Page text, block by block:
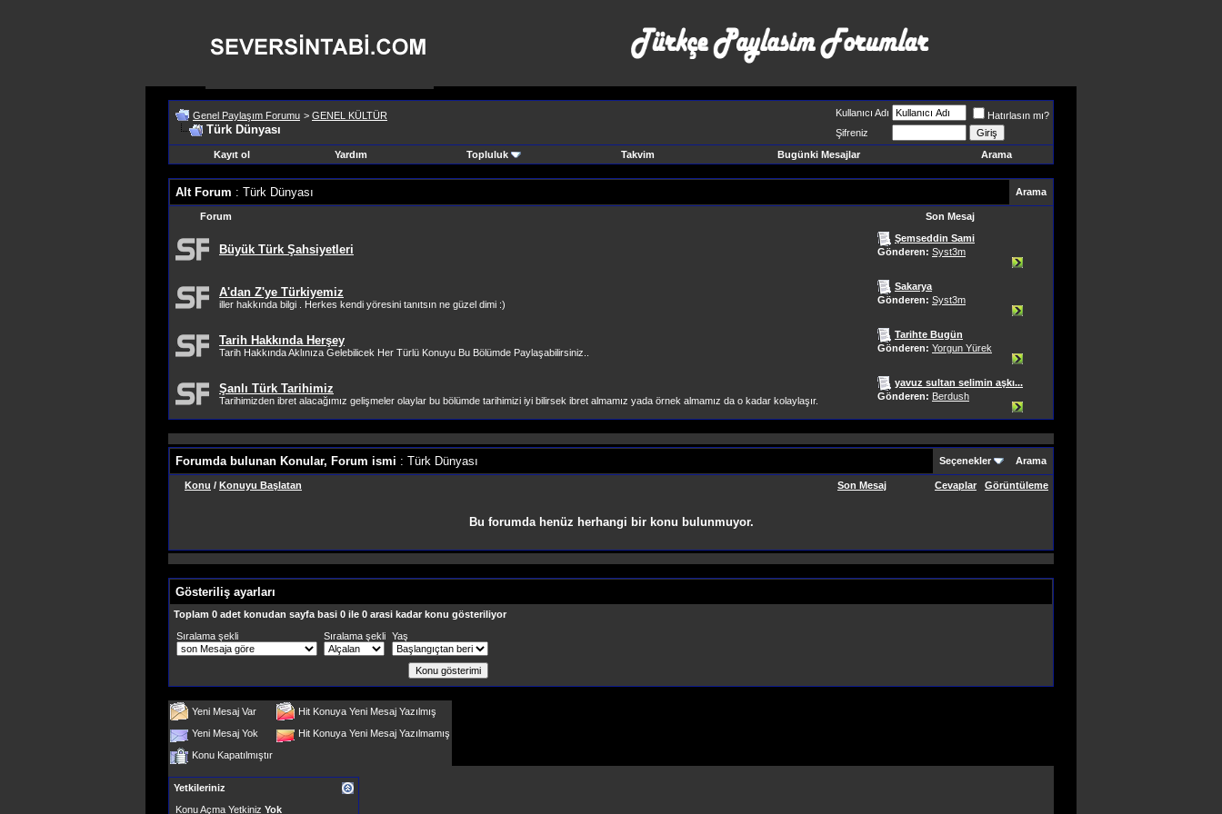
Genel Paylaşım Forumu > GENEL KÜLTÜR
Türk Dünyası
Kullanıcı Adı
Hatırlasın mı?
Şifreniz
Kayıt ol
Yardım Topluluk Takvim Bugünki Mesajlar Arama
Alt Forum : Türk Dünyası Arama
Forum Son Mesaj
Büyük Türk Şahsiyetleri
Şemseddin Sami
Gönderen: Syst3m
A'dan Z'ye Türkiyemiz
iller hakkında bilgi . Herkes kendi yöresini tanıtsın ne güzel dimi :)
Sakarya
Gönderen: Syst3m
Tarih Hakkında Herşey
Tarih Hakkında Aklınıza Gelebilicek Her Türlü Konuyu Bu Bölümde Paylaşabilirsiniz..
Tarihte Bugün
Gönderen: Yorgun Yürek
Şanlı Türk Tarihimiz
Tarihimizden ibret alacağımız gelişmeler olaylar bu bölümde tarihimizi iyi bilirsek ibret almamız yada örnek almamız da o kadar kolaylaşır.
yavuz sultan selimin aşkı...
Gönderen: Berdush
Forumda bulunan Konular, Forum ismi : Türk Dünyası Seçenekler Arama
Konu / Konuyu Başlatan Son Mesaj Cevaplar Görüntüleme
Bu forumda henüz herhangi bir konu bulunmuyor.
Gösteriliş ayarları
Toplam 0 adet konudan sayfa basi 0 ile 0 arasi kadar konu gösteriliyor
Sıralama şekli
Sıralama şekli Yaş
Yeni Mesaj Var
Hit Konuya Yeni Mesaj Yazılmış
Yeni Mesaj Yok
Hit Konuya Yeni Mesaj Yazılmamış
Konu Kapatılmıştır
Yetkileriniz
Konu Açma Yetkiniz Yok